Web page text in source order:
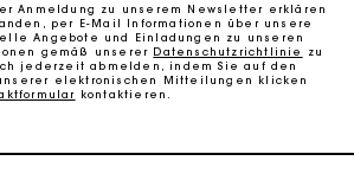
Die beste Möglichkeit, das
Geschenk zu machen
Anmeldung zu unserem Newsletter erklären
per E-Mail Informationen über unsere
Angebote und Einladungen zu unseren
gemäß unserer Datenschutzrichtlinie
zu
jederzeit abmelden, indem Sie auf den
elektronischen Mitteilungen klicken
kontaktieren.